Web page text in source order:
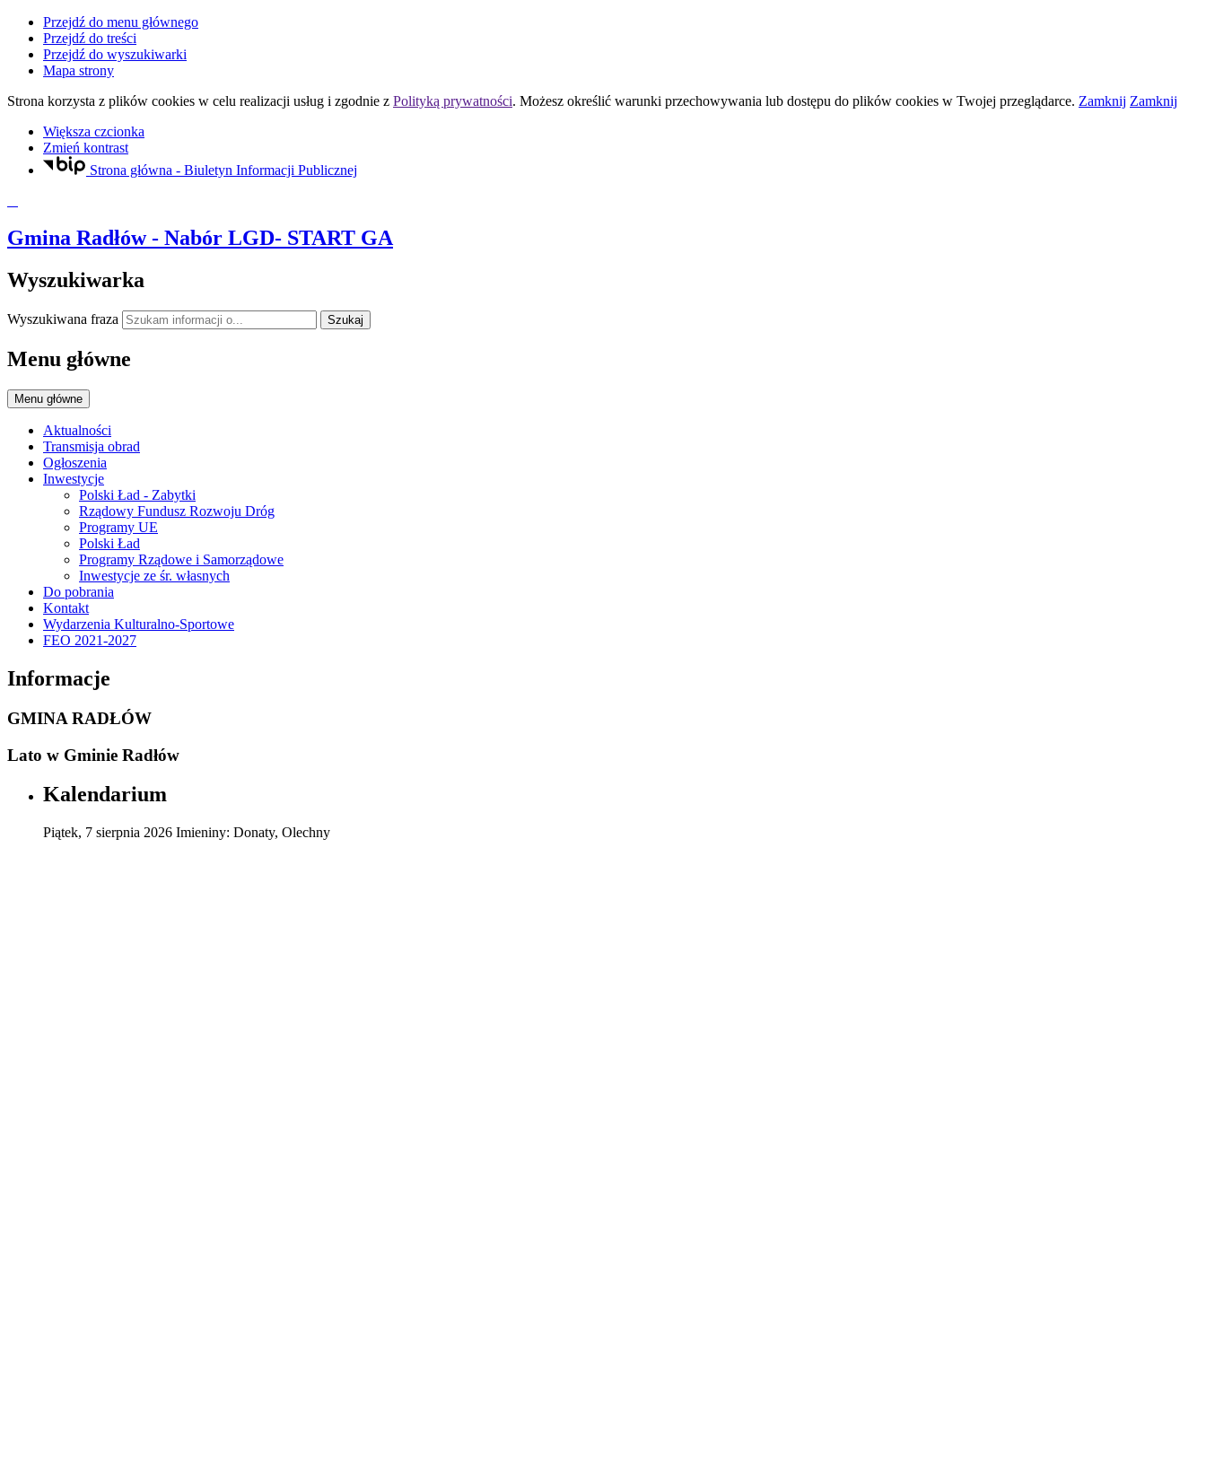
Przejdź do menu głównego
Przejdź do treści
Przejdź do wyszukiwarki
Mapa strony
Strona korzysta z plików cookies w celu realizacji usług i zgodnie z Polityką prywatności. Możesz określić warunki przechowywania lub dostępu do plików cookies w Twojej przeglądarce. Zamknij Zamknij
Większa czcionka
Zmień kontrast
Strona główna - Biuletyn Informacji Publicznej
Gmina Radłów- Nabór LGD- START GA
Wyszukiwarka
Wyszukiwana fraza Szukaj
Menu główne
Menu główne
Aktualności
Transmisja obrad
Ogłoszenia
Inwestycje
Polski Ład - Zabytki
Rządowy Fundusz Rozwoju Dróg
Programy UE
Polski Ład
Programy Rządowe i Samorządowe
Inwestycje ze śr. własnych
Do pobrania
Kontakt
Wydarzenia Kulturalno-Sportowe
FEO 2021-2027
Informacje
GMINA RADŁÓW
Lato w Gminie Radłów
Kalendarium
Piątek, 7 sierpnia 2026 Imieniny: Donaty, Olechny